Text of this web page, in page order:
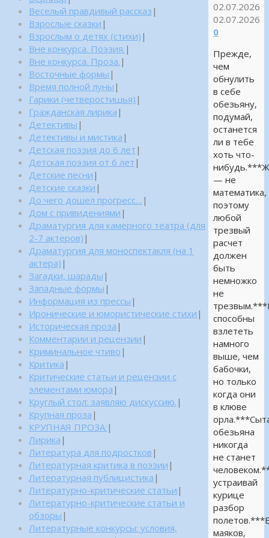
02.07.2026
02.07.2026
0
Прежде,
чем
обнулить
в себе
обезьяну,
подумай,
останется
ли в тебе
хоть что-
— не
математика,
поэтому
любой
трезвый
расчет
должен
быть
немножко
не
способны
взлететь
намного
выше, чем
бабочки,
но только
когда они
в клюве
обезьяна
никогда
не станет
устраивай
курице
разбор
маяков,
Веселый правдивый рассказ |
Взрослые сказки |
Взрослым о детях (стихи) |
Вне конкурса. Поэзия. |
Вне конкурса. Проза. |
Восточные формы |
Время полной луны |
Гарики (четверостишья) |
Гражданская лирика |
Детективы |
Детективы и мистика |
Детская поэзия до 6 лет |
Детская поэзия от 6 лет |
Детские песни |
Детские сказки |
До чего дошел прогресс… |
Дом с привидениями |
Драматургия для камерного театра (для
2-7 актеров) |
Драматургия для моноспектакля (на 1
актера) |
Загадки, шарады |
Западные формы |
Информация из прессы |
Иронические и юмористические стихи |
Историческая проза |
Комментарии и рецензии |
Криминальное чтиво |
Критика |
Критические статьи и рецензии с
элементами юмора |
Круглый стол: заявляю дискуссию. |
Крупная проза |
КРУПНАЯ ПРОЗА: |
Лирика |
Литература для подростков |
Литературная критика в поэзии |
Литературная публицистика |
Литературно-критические статьи |
Литературно-критические статьи и
обзоры |
Литературные конкурсы: условия,